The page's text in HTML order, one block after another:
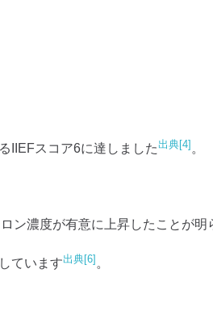
IIEFスコア6に達しました出典[4] 。
ン濃度が有意に上昇したことが明
ています出典[6] 。